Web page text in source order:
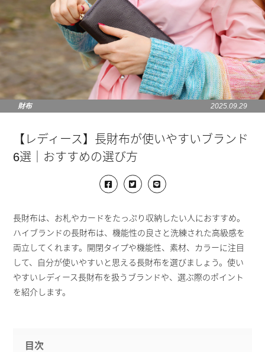
財布 2025.09.29
【レディース】長財布が使いやすいブランド
6選｜おすすめの選び方
長財布は、お札やカードをたっぷり収納したい人におすすめ。
ハイブランドの長財布は、機能性の良さと洗練された高級感を
両立してくれます。開閉タイプや機能性、素材、カラーに注目
して、自分が使いやすいと思える長財布を選びましょう。使い
やすいレディース長財布を扱うブランドや、選ぶ際のポイント
を紹介します。
目次